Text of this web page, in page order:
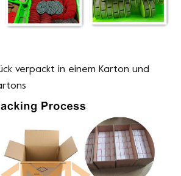
verpackt in einem Karton und